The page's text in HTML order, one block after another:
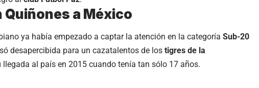
a México
ya había empezado a captar la atención en la categoría Sub-20
desapercibida para un cazatalentos de los tigres de la
llegada al país en 2015 cuando tenía tan sólo 17 años.